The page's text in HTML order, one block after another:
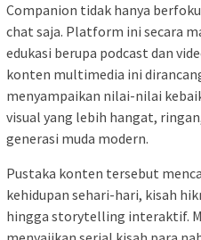
Companion tidak hanya
chat saja. Platform ini secara
edukasi berupa podcast dan
konten multimedia ini
menyampaikan nilai-nilai
visual yang lebih hangat,
generasi muda modern.
Pustaka konten tersebut
kehidupan sehari-hari, kisah
hingga storytelling interaktif.